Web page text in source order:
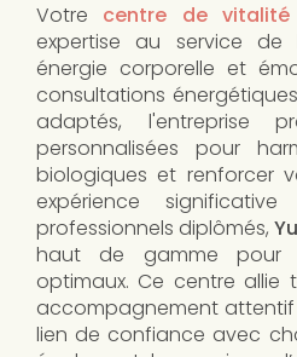
Votre centre de
expertise au service de
énergie corporelle et
consultations
adaptés, l'entreprise
personnalisées pour
biologiques et renforcer
expérience
professionnels diplômés,
haut de gamme pour
optimaux. Ce centre allie
accompagnement
lien de confiance avec